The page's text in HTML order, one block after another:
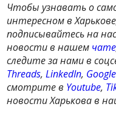
Чтобы узнавать о
интересном в
подписывайтесь на
новости в нашем чате
следите за нами в
Threads,LinkedIn,
смотрите в Youtube,
новости Харькова в